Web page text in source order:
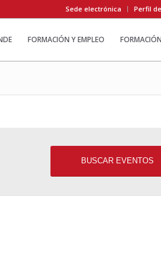
Sede electrónica Perfil
FORMACIÓN Y EMPLEO